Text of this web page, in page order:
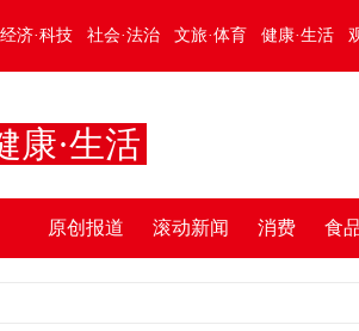
经济·科技 社会·法治 文旅·体育 健康·生活
康·生活
原创报道 滚动新闻 消费 食